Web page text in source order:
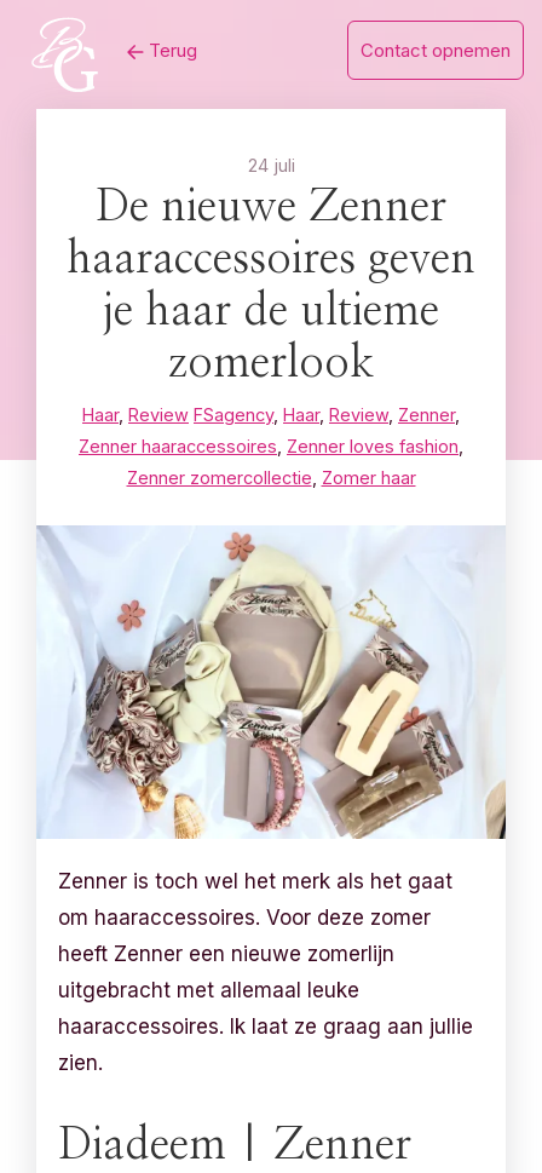
content
Terug Contact opnemen
24 juli
De nieuwe Zenner
haaraccessoires geven
je haar de ultieme
zomerlook
Haar, Review FSagency, Haar, Review, Zenner,
Zenner haaraccessoires Zenner loves fashion
Zenner zomercollectie Zomer haar
Zenner is toch wel het merk als het gaat
om haaraccessoires. Voor deze zomer
heeft Zenner een nieuwe zomerlijn
uitgebracht met allemaal leuke
haaraccessoires. Ik laat ze graag aan jullie
zien.
Diadeem | Zenner